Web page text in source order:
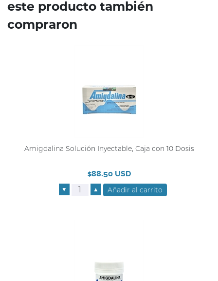
este producto también
compraron
Amigdalina Solución Inyectable, Caja con 10 Dosis
$88.50 USD
▼ ▲